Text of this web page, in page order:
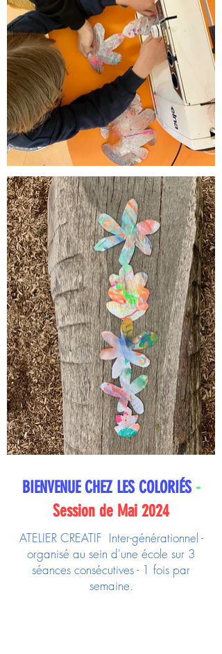
BIENVENUE CHEZ LES COLORIÉS -
Session de Mai 2024
ATELIER CREATIF Inter-générationnel -
organisé au sein d'une école sur 3
séances consécutives - 1 fois par
semaine.